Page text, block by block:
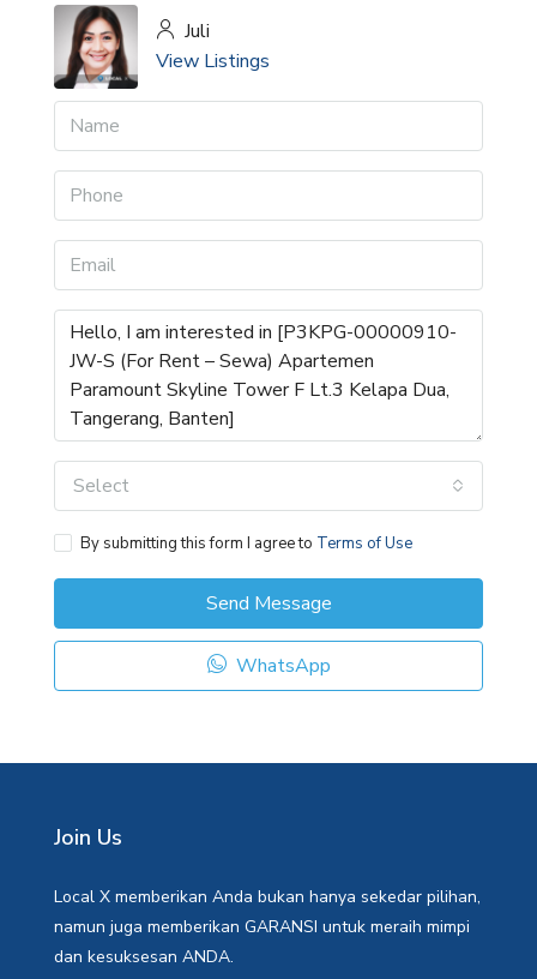
Juli
View Listings
Select
By submitting this form I agree to Terms of Use
Send Message
WhatsApp
Join Us
Local X memberikan Anda bukan hanya sekedar pilihan,
namun juga memberikan GARANSI untuk meraih mimpi
dan kesuksesan ANDA.